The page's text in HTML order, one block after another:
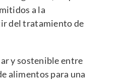
a la
del tratamiento de
y sostenible entre
alimentos para una